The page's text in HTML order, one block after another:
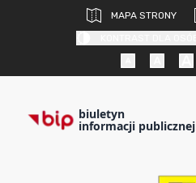
MAPA STRONY
biuletyn
informacji publicznej